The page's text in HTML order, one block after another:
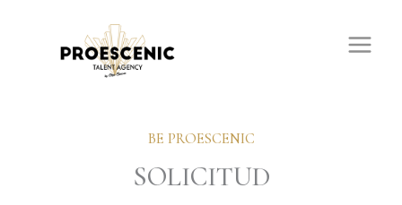
BE PROESCENIC
SOLICITUD